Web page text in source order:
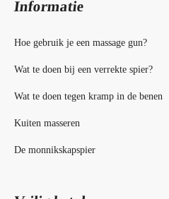
Informatie
Hoe gebruik je een massage gun?
Wat te doen bij een verrekte spier?
Wat te doen tegen kramp in de benen
Kuiten masseren
De monnikskapspier